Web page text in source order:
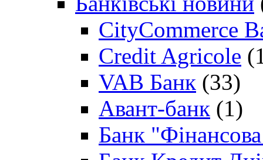
CityCommerce
Credit Agricole
VAB Банк (33)
Авант-банк (1)
Банк "Фінансова